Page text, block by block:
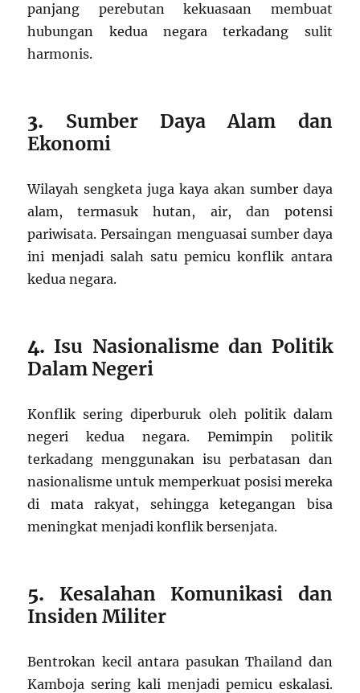
panjang perebutan kekuasaan membuat
hubungan kedua negara terkadang sulit
harmonis.
3. Sumber Daya Alam dan
Ekonomi
Wilayah sengketa juga kaya akan sumber daya
alam, termasuk hutan, air, dan potensi
pariwisata. Persaingan menguasai sumber daya
ini menjadi salah satu pemicu konflik antara
kedua negara.
4. Isu Nasionalisme dan Politik
Dalam Negeri
Konflik sering diperburuk oleh politik dalam
negeri kedua negara. Pemimpin politik
terkadang menggunakan isu perbatasan dan
nasionalisme untuk memperkuat posisi mereka
di mata rakyat, sehingga ketegangan bisa
meningkat menjadi konflik bersenjata.
5. Kesalahan Komunikasi dan
Insiden Militer
Bentrokan kecil antara pasukan Thailand dan
Kamboja sering kali menjadi pemicu eskalasi.